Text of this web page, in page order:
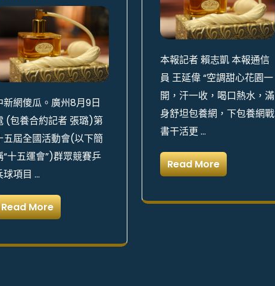
新網傻瓜。廣州8月9日
(包養合約記者 張璐)第
五屆全國活動會(以下簡
“十五運會”)群眾競賽乒
球項目 …
Read More
本報記者 賴志凱 本報通信
員 王延偉 “空調甜心花園一
開，汗一收，喝口熱水，滿
身舒坦包養網，下包養網戰
書干活更 …
Read More